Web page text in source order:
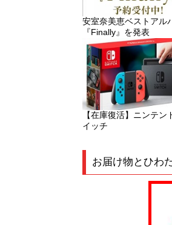
安室奈美恵ベストアル
『Finally』を発表
【在庫復活】ニンテン
イッチ
お届け物とひわ